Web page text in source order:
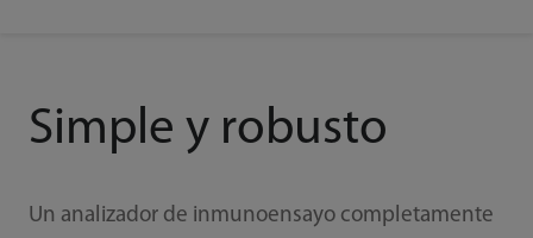
Simple y robusto
Un analizador de inmunoensayo completamente